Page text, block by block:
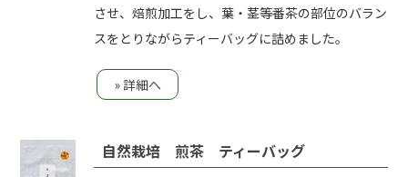
させ、焙煎加工をし、葉・茎等番茶の部位のバラン
スをとりながらティーバッグに詰めました。
» 詳細へ
自然栽培 煎茶 ティーバッグ